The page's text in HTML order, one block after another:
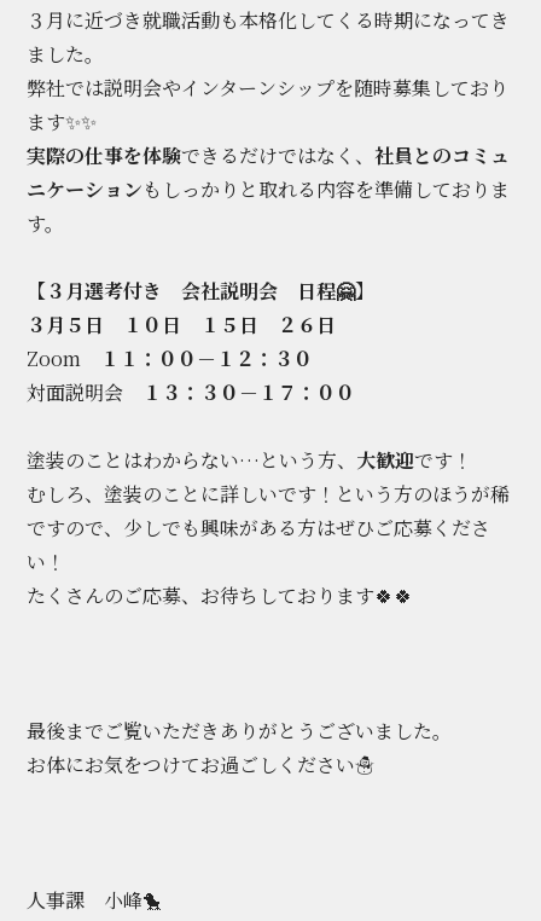
３月に近づき就職活動も本格化してくる時期になってき
ました。
弊社では説明会やインターンシップを随時募集しており
ます✨✨
実際の仕事を体験できるだけではなく、社員とのコミュ
ニケーションもしっかりと取れる内容を準備しておりま
す。
【３月選考付き 会社説明会 日程🤗】
３月５日 １０日 １５日 ２６日
Zoom
１１：００－１２：３０
対面説明会
１３：３０－１７：００
塗装のことはわからない…という方、 大歓迎です！
むしろ、塗装のことに詳しいです！という方のほうが稀
ですので、少しでも興味がある方はぜひご応募くださ
い！
たくさんのご応募、お待ちしております🍀🍀
最後までご覧いただきありがとうございました。
お体にお気をつけてお過ごしください☃️
人事課 小峰🐤